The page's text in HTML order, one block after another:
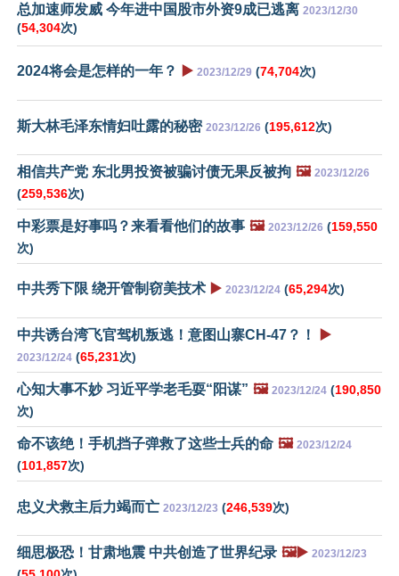
总加速师发威 今年进中国股市外资9成已逃离 2023/12/30
(54,304次)
2024将会是怎样的一年？ ▶️ 2023/12/29 (74,704次)
斯大林毛泽东情妇吐露的秘密 2023/12/26 (195,612次)
相信共产党 东北男投资被骗讨债无果反被拘 🖼️ 2023/12/26
(259,536次)
中彩票是好事吗？来看看他们的故事 🖼️ 2023/12/26 (159,550
次)
中共秀下限 绕开管制窃美技术 ▶️ 2023/12/24 (65,294次)
中共诱台湾飞官驾机叛逃！意图山寨CH-47？！ ▶️
2023/12/24 (65,231次)
心知大事不妙 习近平学老毛耍“阳谋” 🖼️ 2023/12/24 (190,850
次)
命不该绝！手机挡子弹救了这些士兵的命 🖼️ 2023/12/24
(101,857次)
忠义犬救主后力竭而亡 2023/12/23 (246,539次)
细思极恐！甘肃地震 中共创造了世界纪录 🖼️▶️ 2023/12/23